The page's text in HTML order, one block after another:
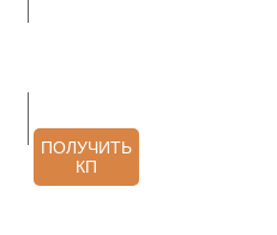
ПОЛУЧИТЬ
КП